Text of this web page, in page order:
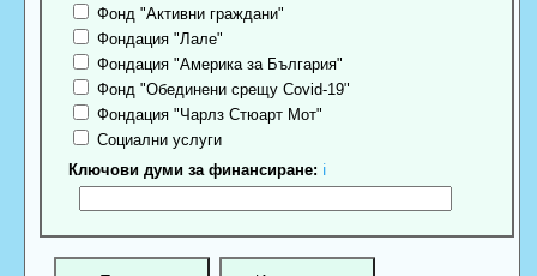
Фонд "Активни граждани"
Фондация "Лале"
Фондация "Америка за България"
Фонд "Обединени срещу Covid-19"
Фондация "Чарлз Стюарт Мот"
Социални услуги
Ключови думи за финансиране: ℹ